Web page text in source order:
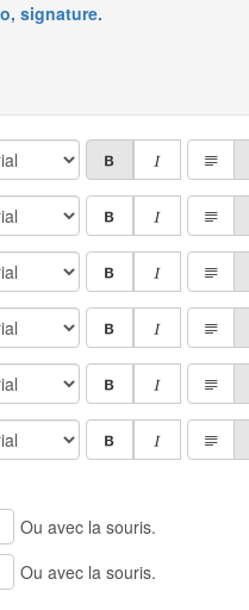
signature.
Ou avec la souris.
Ou avec la souris.